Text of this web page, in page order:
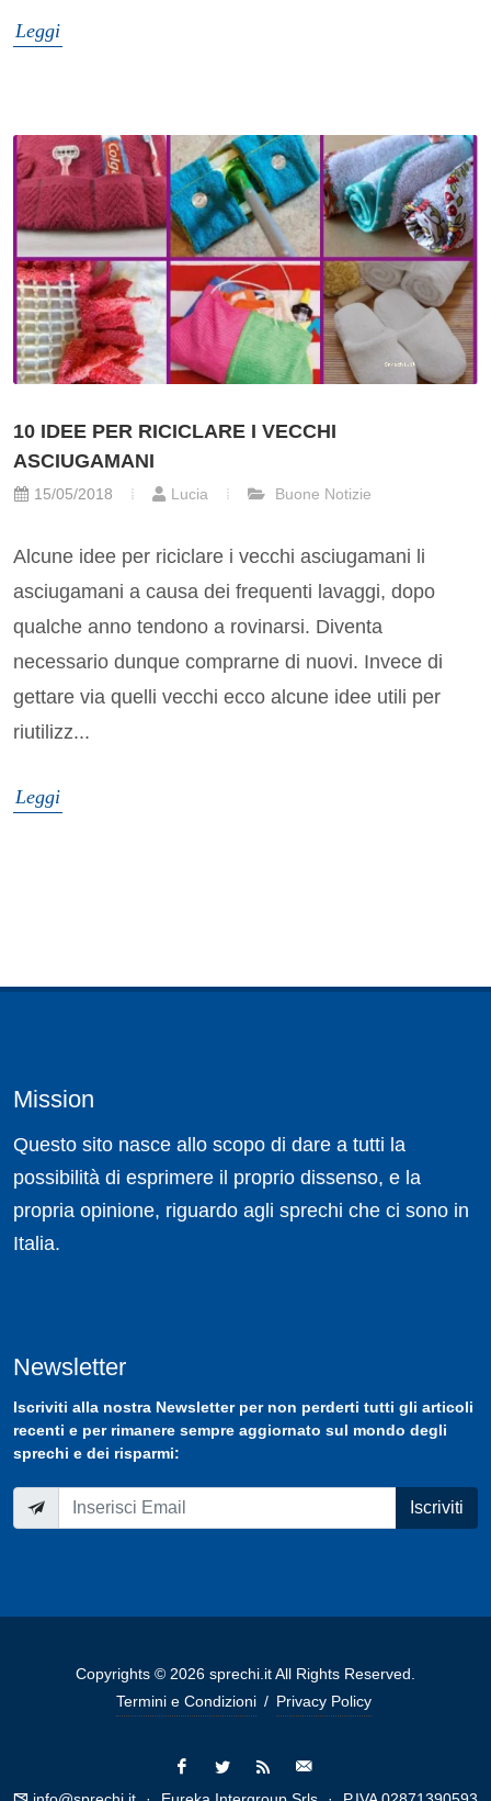
Leggi
10 IDEE PER RICICLARE I VECCHI
ASCIUGAMANI
15/05/2018 Lucia Buone Notizie
Alcune idee per riciclare i vecchi asciugamani li
asciugamani a causa dei frequenti lavaggi, dopo
qualche anno tendono a rovinarsi. Diventa
necessario dunque comprarne di nuovi. Invece di
gettare via quelli vecchi ecco alcune idee utili per
riutilizz...
Leggi
Mission
Questo sito nasce allo scopo di dare a tutti la
possibilità di esprimere il proprio dissenso, e la
propria opinione, riguardo agli sprechi che ci sono in
Italia.
Newsletter
Iscriviti alla nostra Newsletterper non perderti tutti gli articoli
recenti e per rimanere sempre aggiornato sul mondo degli
sprechi e dei risparmi:
Iscriviti
Copyrights © 2026 sprechi.it All Rights Reserved.
Termini e Condizioni / Privacy Policy